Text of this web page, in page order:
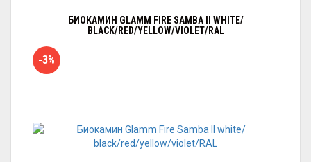
БИОКАМИН GLAMM FIRE SAMBA II WHITE/
BLACK/RED/YELLOW/VIOLET/RAL
-3%